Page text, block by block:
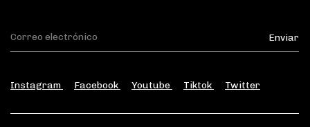
Instagram Facebook Youtube Tiktok Twitter